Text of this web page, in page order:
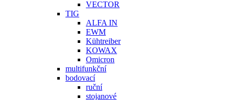
VECTOR
TIG
ALFA IN
EWM
Kühtreiber
KOWAX
Omicron
multifunkční
bodovací
ruční
stojanové